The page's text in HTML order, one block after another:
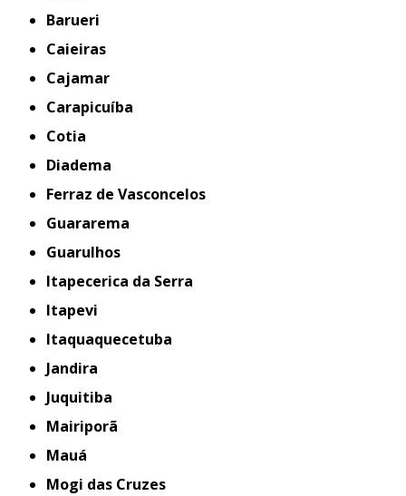
Barueri
Caieiras
Cajamar
Carapicuíba
Cotia
Diadema
Ferraz de Vasconcelos
Guararema
Guarulhos
Itapecerica da Serra
Itapevi
Itaquaquecetuba
Jandira
Juquitiba
Mairiporã
Mauá
Mogi das Cruzes